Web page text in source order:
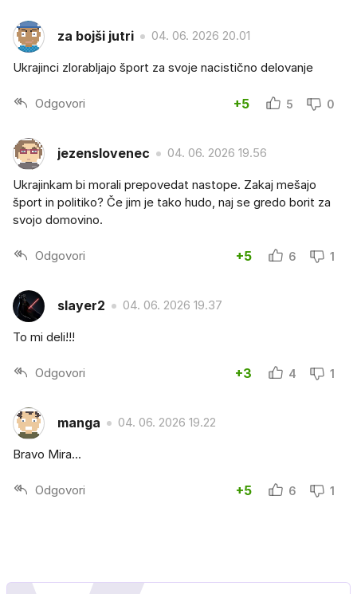
za bojši jutri 04. 06. 2026 20.01
Ukrajinci zlorabljajo šport za svoje nacistično delovanje
Odgovori +5 5 0
jezenslovenec 04. 06. 2026 19.56
Ukrajinkam bi morali prepovedat nastope. Zakaj mešajo
šport in politiko? Če jim je tako hudo, naj se gredo borit za
svojo domovino.
Odgovori +5 6 1
slayer2 04. 06. 2026 19.37
To mi deli!!!
Odgovori +3 4 1
manga 04. 06. 2026 19.22
Bravo Mira...
Odgovori +5 6 1